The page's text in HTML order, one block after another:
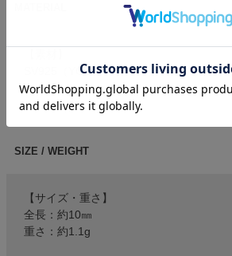
SV925（YGDコーティング（ニッケルフ
トーン
SIZE / WEIGHT
【サイズ・重さ】
全長：約10㎜
重さ：約1.1g